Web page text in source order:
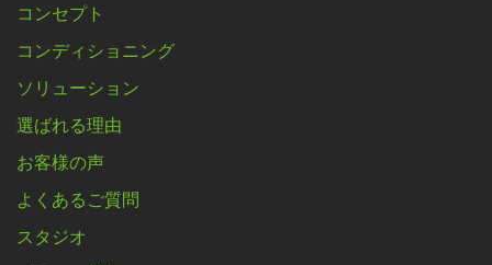
コンセプト
コンディショニング
ソリューション
選ばれる理由
お客様の声
よくあるご質問
スタジオ